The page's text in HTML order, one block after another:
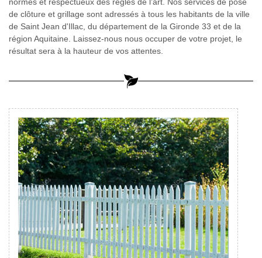
de clôture et grillage sont adressés à tous les habitants de la ville
de Saint Jean d'Illac, du département de la Gironde 33 et de la
région Aquitaine. Laissez-nous nous occuper de votre projet, le
résultat sera à la hauteur de vos attentes.